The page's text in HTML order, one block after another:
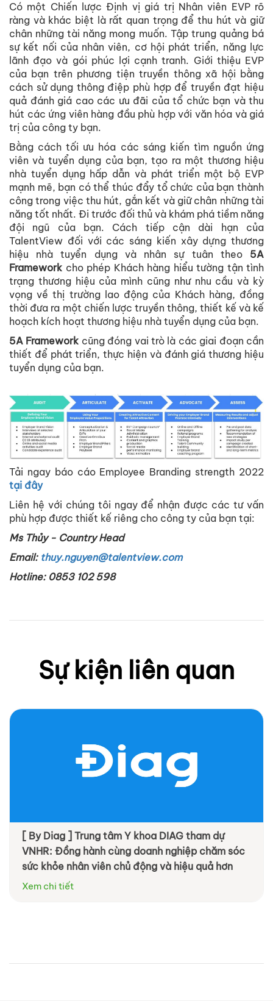
Có một Chiến lược Định vị giá trị Nhân viên EVP rõ
ràng và khác biệt là rất quan trọng để thu hút và giữ
chân những tài năng mong muốn. Tập trung quảng bá
sự kết nối của nhân viên, cơ hội phát triển, năng lực
lãnh đạo và gói phúc lợi cạnh tranh. Giới thiệu EVP
của bạn trên phương tiện truyền thông xã hội bằng
cách sử dụng thông điệp phù hợp để truyền đạt hiệu
quả đánh giá cao các ưu đãi của tổ chức bạn và thu
hút các ứng viên hàng đầu phù hợp với văn hóa và giá
trị của công ty bạn.
Bằng cách tối ưu hóa các sáng kiến ​​tìm nguồn ứng
viên và tuyển dụng của bạn, tạo ra một thương hiệu
nhà tuyển dụng hấp dẫn và phát triển một bộ EVP
mạnh mẽ, bạn có thể thúc đẩy tổ chức của bạn thành
công trong việc thu hút, gắn kết và giữ chân những tài
năng tốt nhất. Đi trước đối thủ và khám phá tiềm năng
đội ngũ của bạn. Cách tiếp cận dài hạn của
TalentView đối với các sáng kiến ​​xây dựng thương
hiệu nhà tuyển dụng và nhân sự tuân theo 5A
Framework cho phép Khách hàng hiểu tường tận tình
trạng thương hiệu của mình cũng như nhu cầu và kỳ
vọng về thị trường lao động của Khách hàng, đồng
thời đưa ra một chiến lược truyền thông, thiết kế và kế
hoạch kích hoạt thương hiệu nhà tuyển dụng của bạn.
5A Framework cũng đóng vai trò là các giai đoạn cần
thiết để phát triển, thực hiện và đánh giá thương hiệu
tuyển dụng của bạn.
Tải ngay báo cáo Employee Branding strength 2022
tại đây
Liên hệ với chúng tôi ngay để nhận được các tư vấn
phù hợp được thiết kế riêng cho công ty của bạn tại:
Ms Thủy - Country Head
Email: thuy.nguyen@talentview.com
Hotline: 0853 102 598
Sự kiện liên quan
[ By Diag ] Trung tâm Y khoa DIAG tham dự
VNHR: Đồng hành cùng doanh nghiệp chăm sóc
sức khỏe nhân viên chủ động và hiệu quả hơn
Xem chi tiết